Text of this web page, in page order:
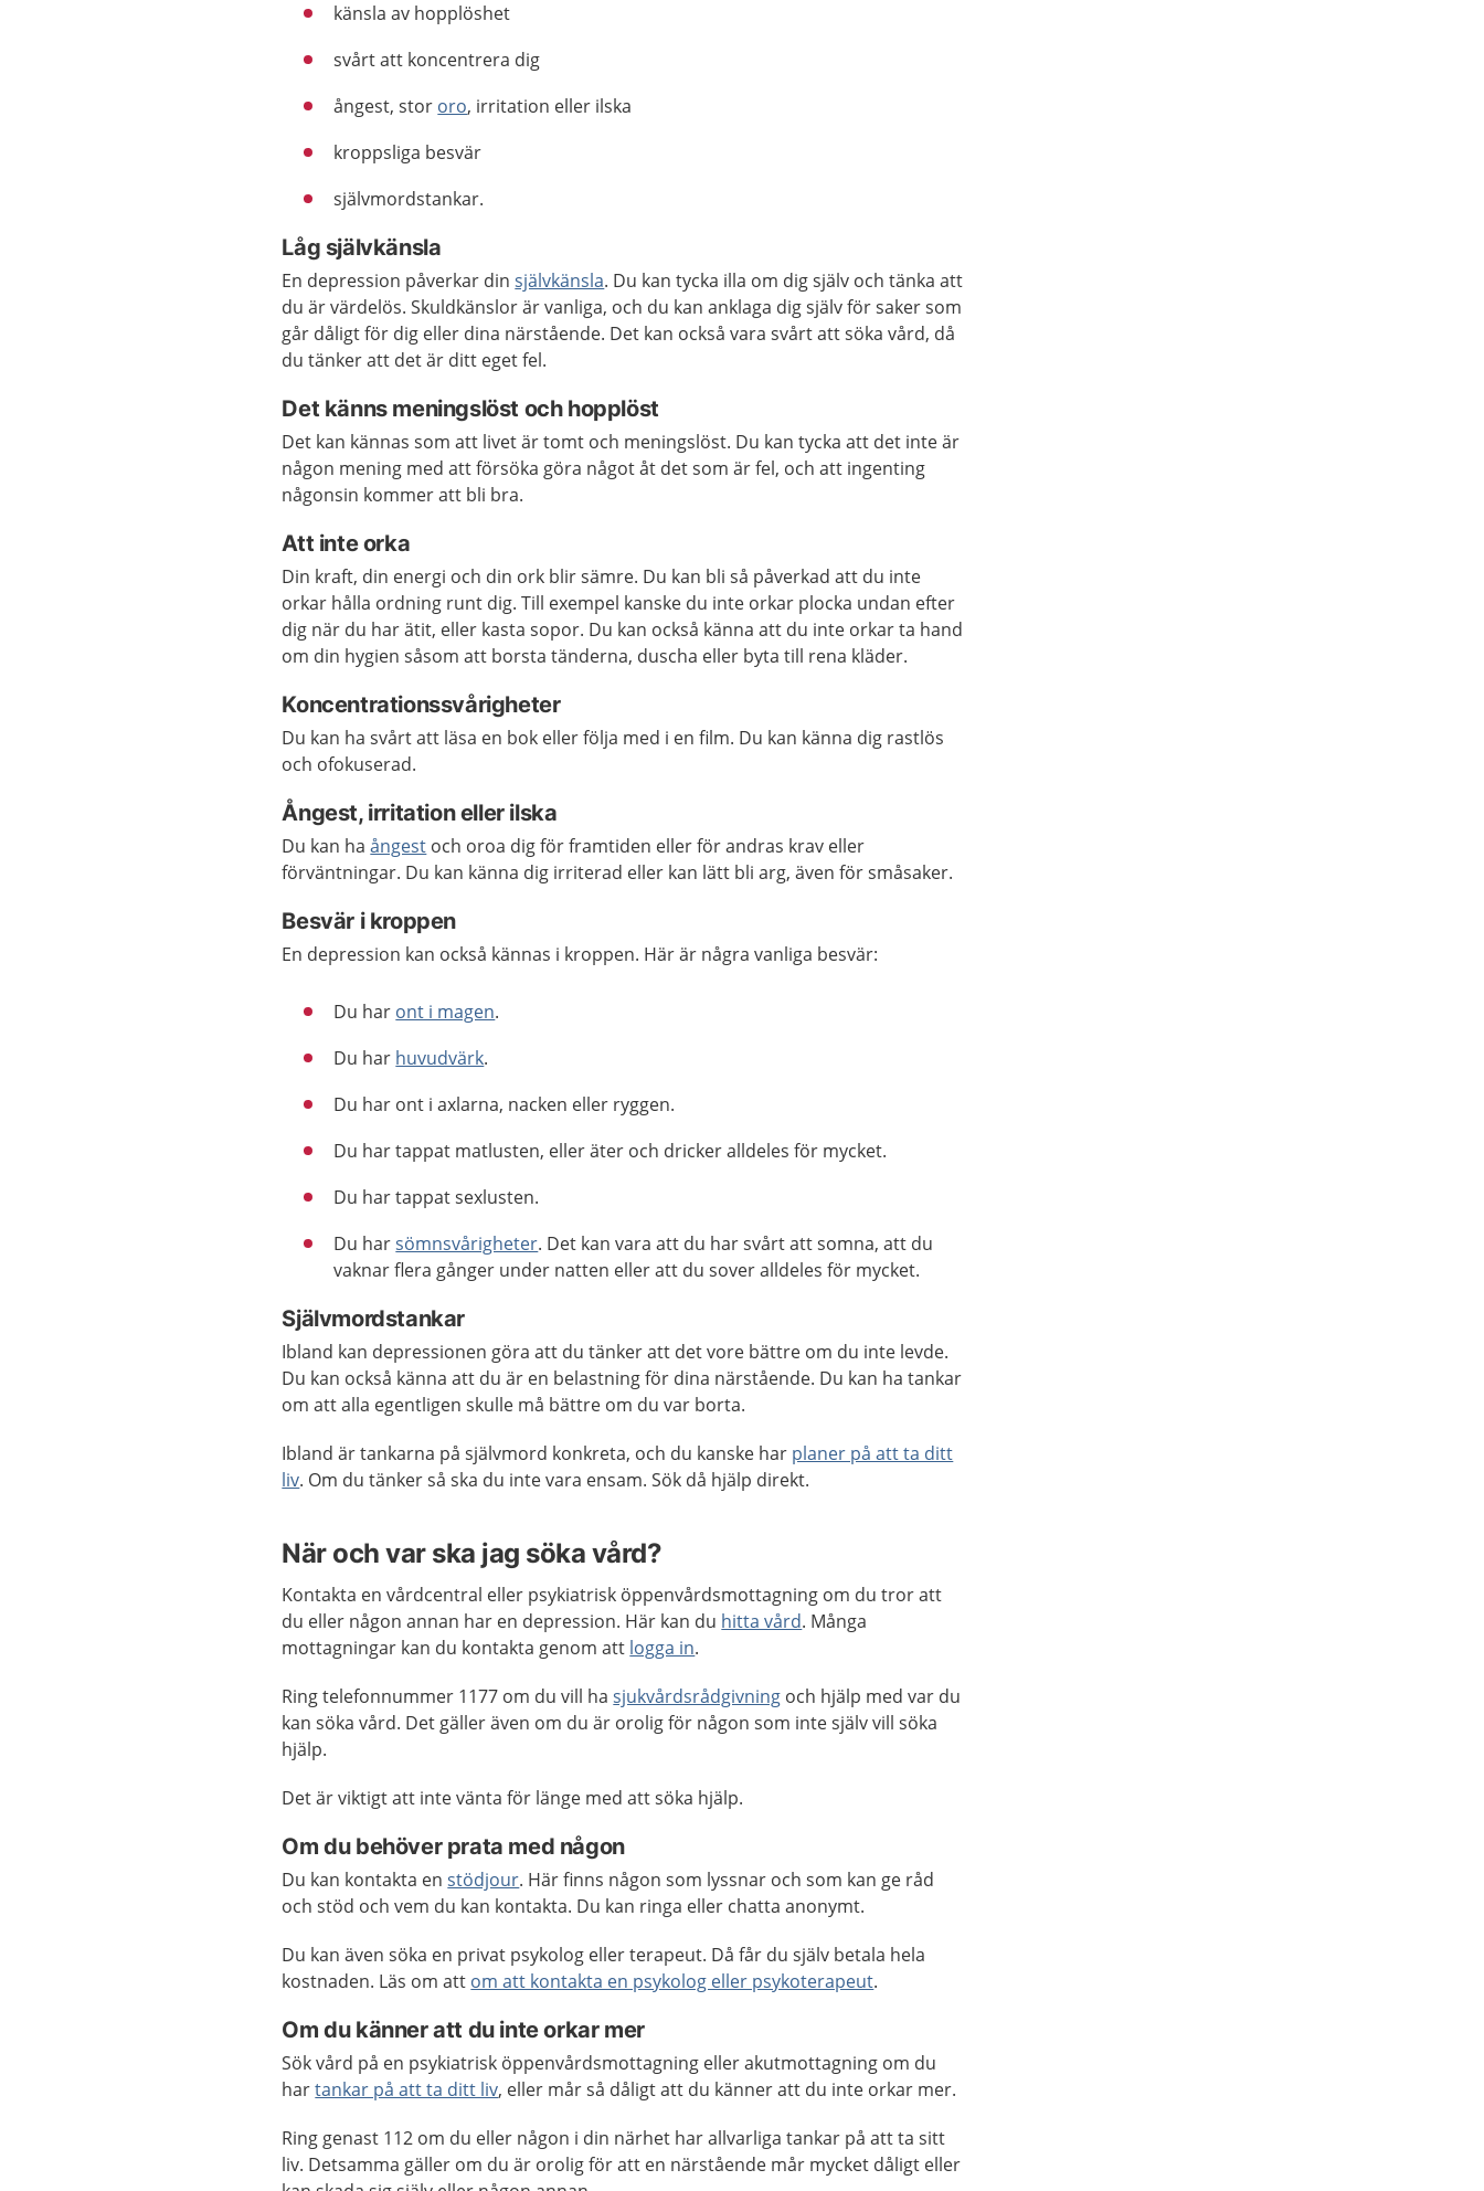
känsla av hopplöshet
svårt att koncentrera dig
ångest, stor oro, irritation eller ilska
kroppsliga besvär
självmordstankar.
Låg självkänsla
En depression påverkar dinsjälvkänsla. Du kan tycka illa om dig själv och tänka att
du är värdelös. Skuldkänslor är vanliga, och du kan anklaga dig själv för saker som
går dåligt för dig eller dina närstående. Det kan också vara svårt att söka vård, då
du tänker att det är ditt eget fel.
Det känns meningslöst och hopplöst
Det kan kännas som att livet är tomt och meningslöst. Du kan tycka att det inte är
någon mening med att försöka göra något åt det som är fel, och att ingenting
någonsin kommer att bli bra.
Att inte orka
Din kraft, din energi och din ork blir sämre. Du kan bli så påverkad att du inte
orkar hålla ordning runt dig. Till exempel kanske du inte orkar plocka undan efter
dig när du har ätit, eller kasta sopor. Du kan också känna att du inte orkar ta hand
om din hygien såsom att borsta tänderna, duscha eller byta till rena kläder.
Koncentrationssvårigheter
Du kan ha svårt att läsa en bok eller följa med i en film. Du kan känna dig rastlös
och ofokuserad.
Ångest, irritation eller ilska
Du kan haångest och oroa dig för framtiden eller för andras krav eller
förväntningar. Du kan känna dig irriterad eller kan lätt bli arg, även för småsaker.
Besvär i kroppen
En depression kan också kännas i kroppen. Här är några vanliga besvär:
Du har ont i magen.
Du har huvudvärk.
Du har ont i axlarna, nacken eller ryggen.
Du har tappat matlusten, eller äter och dricker alldeles för mycket.
Du har tappat sexlusten.
Du harsömnsvårigheter. Det kan vara att du har svårt att somna, att du
vaknar flera gånger under natten eller att du sover alldeles för mycket.
Självmordstankar
Ibland kan depressionen göra att du tänker att det vore bättre om du inte levde.
Du kan också känna att du är en belastning för dina närstående. Du kan ha tankar
om att alla egentligen skulle må bättre om du var borta.
Ibland är tankarna på självmord konkreta, och du kanske har planer på att ta ditt
liv. Om du tänker så ska du inte vara ensam. Sök då hjälp direkt.
När och var ska jag söka vård?
Kontakta en vårdcentral eller psykiatrisk öppenvårdsmottagning om du tror att
du eller någon annan har en depression. Här kan du hitta vård. Många
mottagningar kan du kontakta genom att logga in.
Ring telefonnummer 1177 om du vill hasjukvårdsrådgivning och hjälp med var du
kan söka vård. Det gäller även om du är orolig för någon som inte själv vill söka
hjälp.
Det är viktigt att inte vänta för länge med att söka hjälp.
Om du behöver prata med någon
Du kan kontakta enstödjour. Här finns någon som lyssnar och som kan ge råd
och stöd och vem du kan kontakta. Du kan ringa eller chatta anonymt.
Du kan även söka en privat psykolog eller terapeut. Då får du själv betala hela
kostnaden. Läs om att om att kontakta en psykolog eller psykoterapeut.
Om du känner att du inte orkar mer
Sök vård på en psykiatrisk öppenvårdsmottagning eller akutmottagning om du
hartankar på att ta ditt liv, eller mår så dåligt att du känner att du inte orkar mer.
Ring genast 112 om du eller någon i din närhet har allvarliga tankar på att ta sitt
liv. Detsamma gäller om du är orolig för att en närstående mår mycket dåligt eller